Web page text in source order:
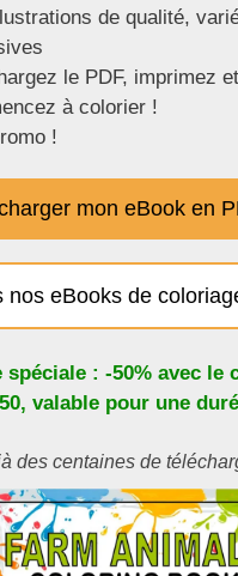
de qualité,
le PDF, imprimez et
à colorier !
!
mon eBook en
nos eBooks de
spéciale : -50% avec le
, valable pour une
des centaines de